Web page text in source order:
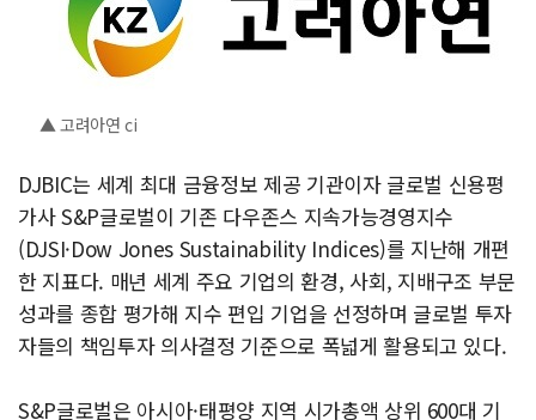
▲ 고려아연 ci
DJBIC는 세계 최대 금융정보 제공 기관이자 글로벌 신용평
가사 S&P글로벌이 기존 다우존스 지속가능경영지수
(DJSI·Dow Jones Sustainability Indices)를 지난해 개편
한 지표다. 매년 세계 주요 기업의 환경, 사회, 지배구조 부문
성과를 종합 평가해 지수 편입 기업을 선정하며 글로벌 투자
자들의 책임투자 의사결정 기준으로 폭넓게 활용되고 있다.
S&P글로벌은 아시아·태평양 지역 시가총액 상위 600대 기